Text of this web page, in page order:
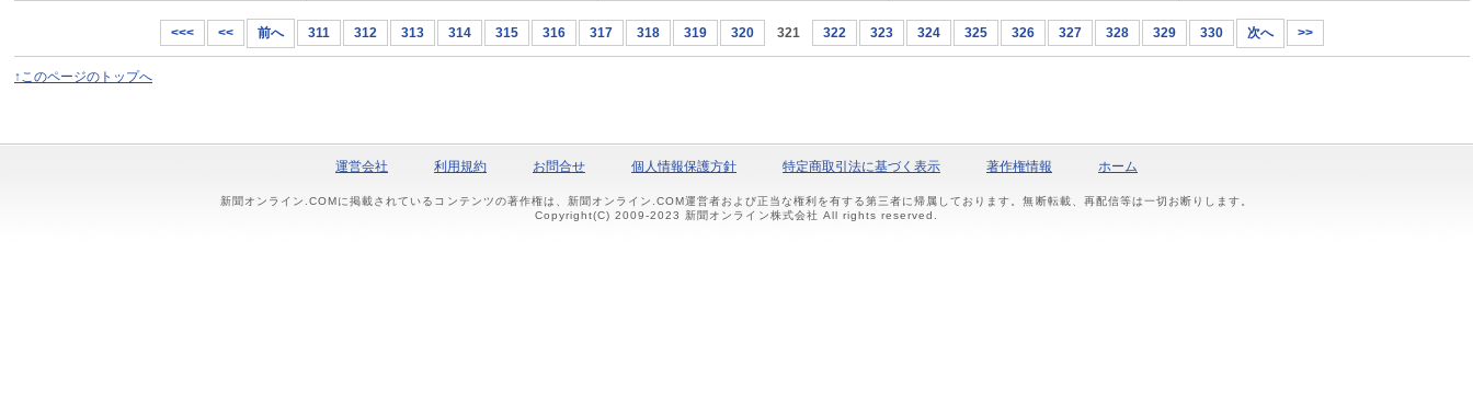
<<< << 前へ 311 312 313 314 315 316 317 318 319 320 321 322 323 324 325 326 327 328 329 330 次へ >>
↑このページのトップへ
運営会社 利用規約 お問合せ 個人情報保護方針 特定商取引法に基づく表示 著作権情報 ホーム
新聞オンライン.COMに掲載されているコンテンツの著作権は、新聞オンライン.COM運営者および正当な権利を有する第三者に帰属しております。無断転載、再配信等は一切お断りします。
Copyright(C) 2009-2023 新聞オンライン株式会社 All rights reserved.